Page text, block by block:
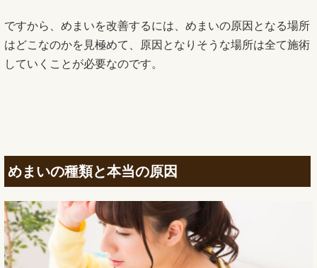
ですから、めまいを改善するには、めまいの原因となる場所
はどこなのかを見極めて、原因となりそうな場所は全て施術
していくことが必要なのです。
めまいの種類と本当の原因